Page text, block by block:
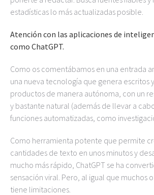
estadísticas lo más actualizadas posible.
Atención con las aplicaciones de
como ChatGPT.
Como os comentábamos en una entrada
una nueva tecnología que genera escritos
productos de manera autónoma, con un
y bastante natural (además de llevar a
funciones automatizadas, como
Como herramienta potente que permite
cantidades de texto en unos minutos y
mucho más rápido, ChatGPT se ha
sensación viral. Pero, al igual que muchos
tiene limitaciones.